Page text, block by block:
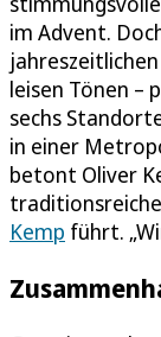
im Advent.
leisen Tönen –
sechs
in einer
betont Oliver
Kemp führt.